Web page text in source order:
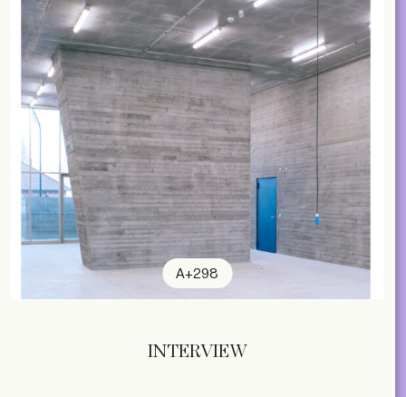
A+298
INTERVIEW